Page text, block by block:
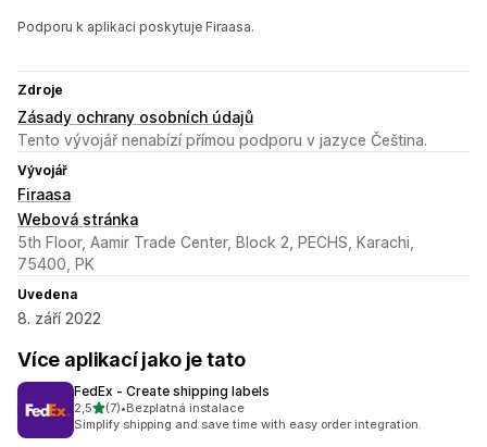
Podporu k aplikaci poskytuje Firaasa.
Zdroje
Zásady ochrany osobních údajů
Tento vývojář nenabízí přímou podporu v jazyce Čeština.
Vývojář
Firaasa
Webová stránka
5th Floor, Aamir Trade Center, Block 2, PECHS, Karachi,
75400, PK
Uvedena
8. září 2022
Více aplikací jako je tato
FedEx ‑ Create shipping labels
2,5z 5 hvězd
(7)
Celkový počet recenzí: 7
•Bezplatná instalace
Simplify shipping and save time with easy order integration.